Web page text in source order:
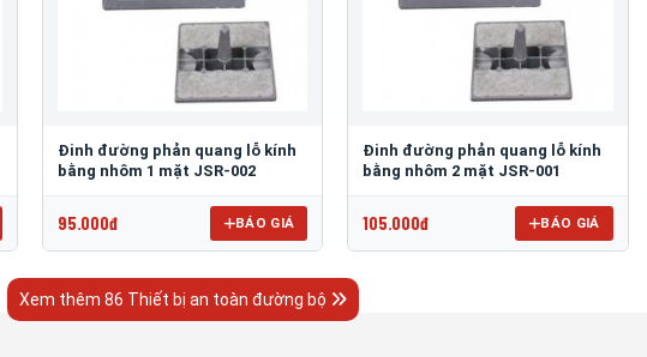
Đinh đường phản quang lỗ kính
bằng nhôm 1 mặt JSR-002
95.000đ BÁO GIÁ
Đinh đường phản quang lỗ kính
bằng nhôm 2 mặt JSR-001
105.000đ BÁO GIÁ
Xem thêm 86 Thiết bị an toàn đường bộ